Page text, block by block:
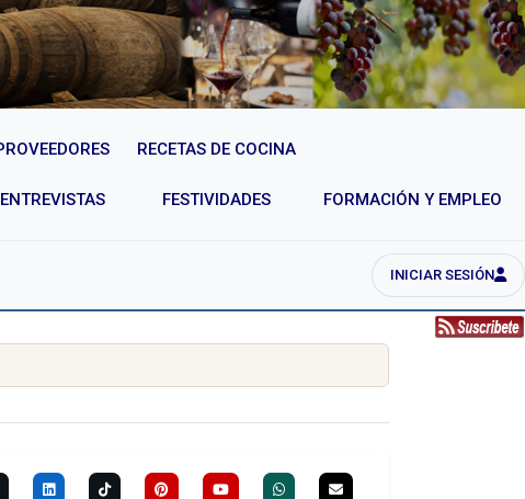
RECETAS DE COCINA
ENTREVISTAS FESTIVIDADES FORMACIÓN Y EMPLEO
INICIAR SESIÓN